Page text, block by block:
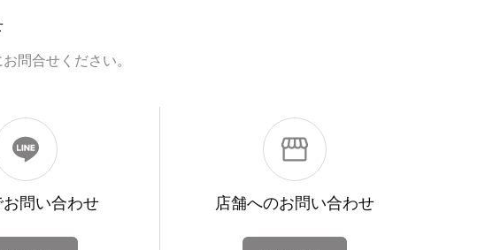
問合せください。
お問い合わせ 店舗へのお問い合わせ